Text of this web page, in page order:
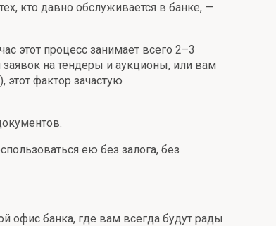
кто давно обслуживается в банке, —
этот процесс занимает всего 2–3
на тендеры и аукционы, или вам
этот фактор зачастую
ею без залога, без
офис банка, где вам всегда будут рады